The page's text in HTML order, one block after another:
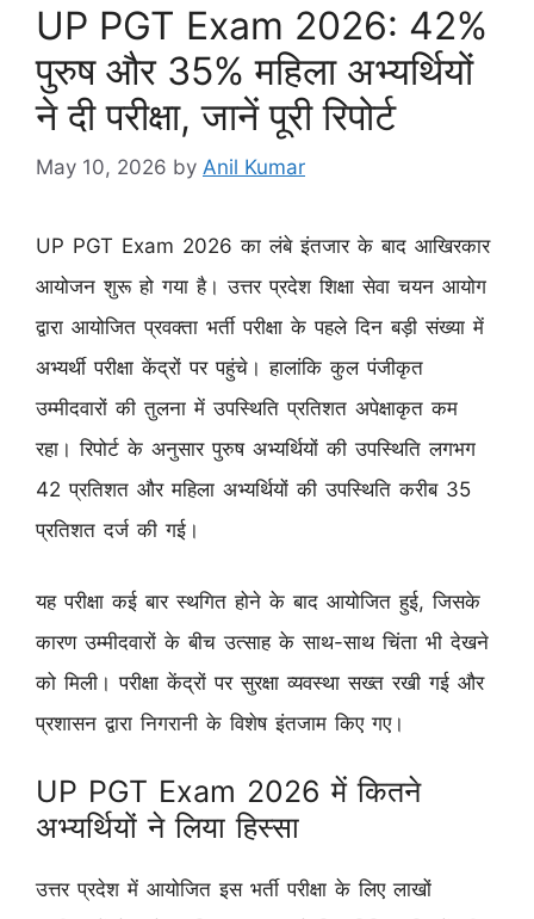
UP PGT Exam 2026: 42%
पुरुष और 35% महिला अभ्यर्थियों
ने दी परीक्षा, जानें पूरी रिपोर्ट
May 10, 2026 by Anil Kumar
UP PGT Exam 2026 का लंबे इंतजार के बाद आखिरकार
आयोजन शुरू हो गया है। उत्तर प्रदेश शिक्षा सेवा चयन आयोग
द्वारा आयोजित प्रवक्ता भर्ती परीक्षा के पहले दिन बड़ी संख्या में
अभ्यर्थी परीक्षा केंद्रों पर पहुंचे। हालांकि कुल पंजीकृत
उम्मीदवारों की तुलना में उपस्थिति प्रतिशत अपेक्षाकृत कम
रहा। रिपोर्ट के अनुसार पुरुष अभ्यर्थियों की उपस्थिति लगभग
42 प्रतिशत और महिला अभ्यर्थियों की उपस्थिति करीब 35
प्रतिशत दर्ज की गई।
यह परीक्षा कई बार स्थगित होने के बाद आयोजित हुई, जिसके
कारण उम्मीदवारों के बीच उत्साह के साथ-साथ चिंता भी देखने
को मिली। परीक्षा केंद्रों पर सुरक्षा व्यवस्था सख्त रखी गई और
प्रशासन द्वारा निगरानी के विशेष इंतजाम किए गए।
UP PGT Exam 2026 में कितने
अभ्यर्थियों ने लिया हिस्सा
उत्तर प्रदेश में आयोजित इस भर्ती परीक्षा के लिए लाखों